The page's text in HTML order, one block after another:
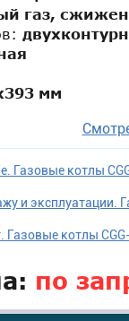
газ,
мм
Газовые котлы
и эксплуатации.
Газовые котлы
по